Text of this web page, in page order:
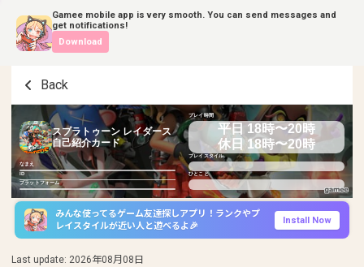
Gamee mobile app is very smooth. You can send messages and
get notifications!
Download
Back
スプラトゥーン レイダース
自己紹介カード
なまえ
ID
プラットフォーム
プレイ時間
平日 18時〜20時
休日 18時〜20時
プレイスタイル
ひとこと
みんな使ってるゲーム友達探しアプリ！ランクやプ
レイスタイルが近い人と遊べるよ🎉
Install Now
Last update: 2026年08月08日